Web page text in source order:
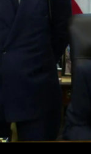
PROVINCIA DI
ORISTANO E
SASSARI E PROVINCIA